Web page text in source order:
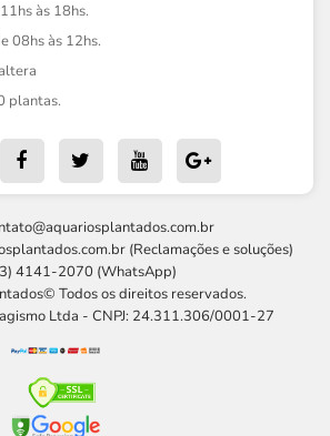
às 18hs.
08hs às 12hs.
plantas.
(Reclamações e soluções)
4141-2070 (WhatsApp)
Todos os direitos reservados.
Ltda - CNPJ: 24.311.306/0001-27